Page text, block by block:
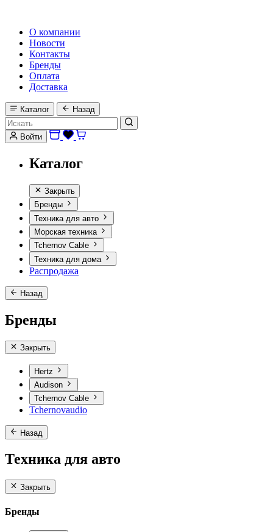
О компании
Новости
Контакты
Бренды
Оплата
Доставка
Каталог Назад
Войти
Каталог
Закрыть
Бренды
Техника для авто
Морская техника
Tchernov Cable
Техника для дома
Распродажа
Назад
Бренды
Закрыть
Hertz
Audison
Tchernov Cable
Tchernovaudio
Назад
Техника для авто
Закрыть
Бренды